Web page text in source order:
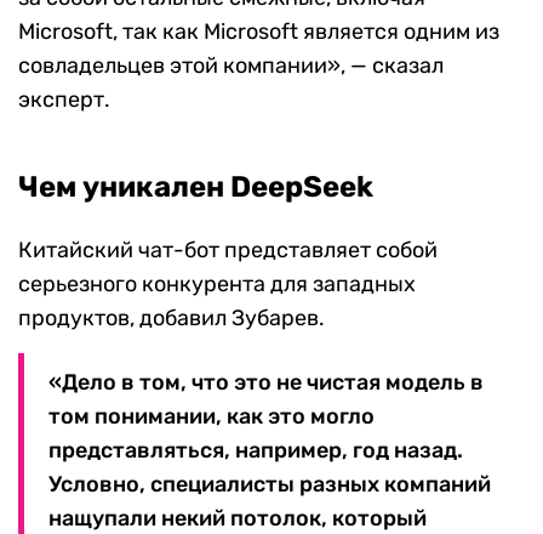
Microsoft, так как Microsoft является одним из
совладельцев этой компании», — сказал
эксперт.
Чем уникален DeepSeek
Китайский чат-бот представляет собой
серьезного конкурента для западных
продуктов, добавил Зубарев.
«Дело в том, что это не чистая модель в
том понимании, как это могло
представляться, например, год назад.
Условно, специалисты разных компаний
нащупали некий потолок, который